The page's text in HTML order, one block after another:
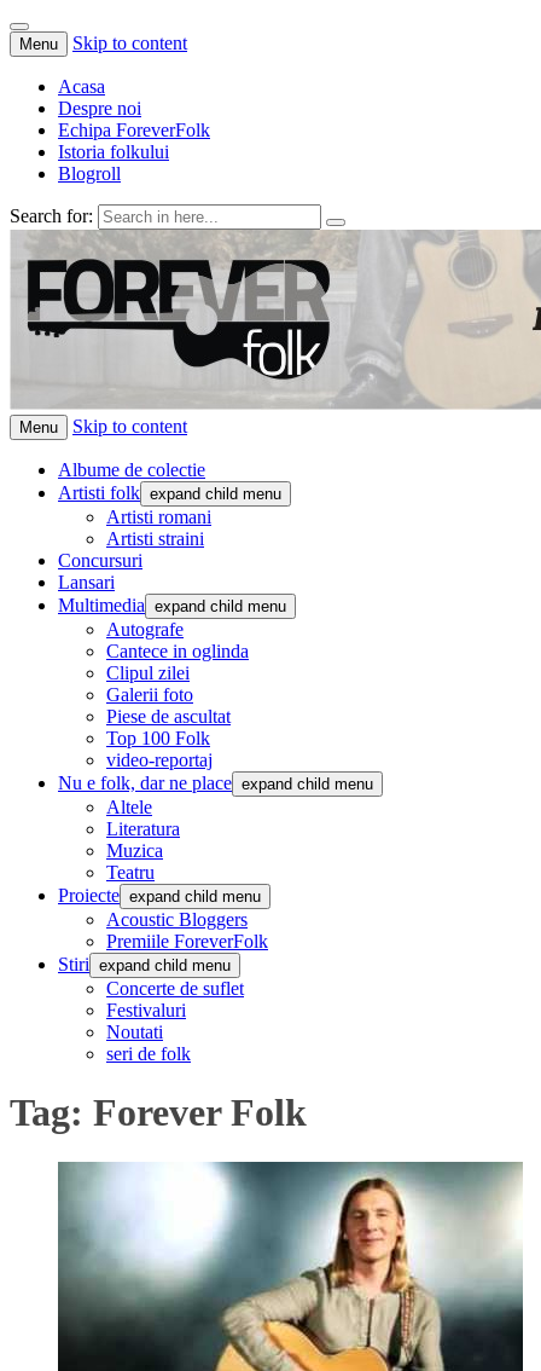
Menu Skip to content
Acasa
Despre noi
Echipa ForeverFolk
Istoria folkului
Blogroll
Search for:
ForeverFolk
Muzica sufletului tau
Menu Skip to content
Albume de colectie
Artisti folk expand child menu
Artisti romani
Artisti straini
Concursuri
Lansari
Multimedia expand child menu
Autografe
Cantece in oglinda
Clipul zilei
Galerii foto
Piese de ascultat
Top 100 Folk
video-reportaj
Nu e folk, dar ne place expand child menu
Altele
Literatura
Muzica
Teatru
Proiecte expand child menu
Acoustic Bloggers
Premiile ForeverFolk
Stiri expand child menu
Concerte de suflet
Festivaluri
Noutati
seri de folk
Tag: Forever Folk